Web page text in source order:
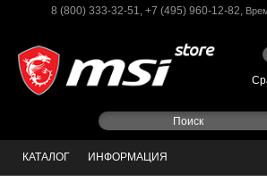
8 (800) 333-32-51, +7 (495) 960-12-82,
КАТАЛОГ ИНФОРМАЦИЯ